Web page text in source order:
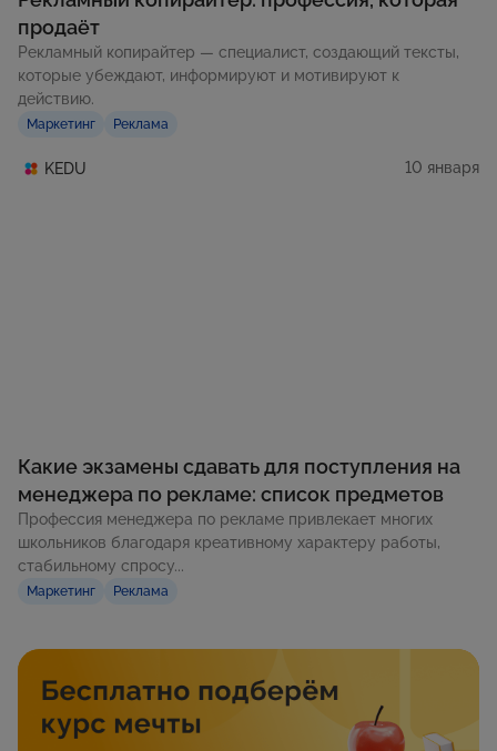
продаёт
Рекламный копирайтер — специалист, создающий тексты,
которые убеждают, информируют и мотивируют к
действию.
Маркетинг Реклама
KEDU 10 января
Какие экзамены сдавать для поступления на
менеджера по рекламе: список предметов
Профессия менеджера по рекламе привлекает многих
школьников благодаря креативному характеру работы,
стабильному спросу...
Маркетинг Реклама